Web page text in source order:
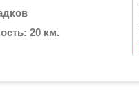
20 км.